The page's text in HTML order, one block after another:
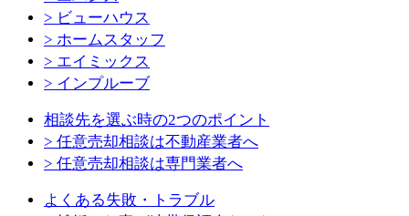
> ビューハウス
> ホームスタッフ
> エイミックス
> インプルーブ
相談先を選ぶ時の2つのポイント
> 任意売却相談は不動産業者へ
> 任意売却相談は専門業者へ
よくある失敗・トラブル